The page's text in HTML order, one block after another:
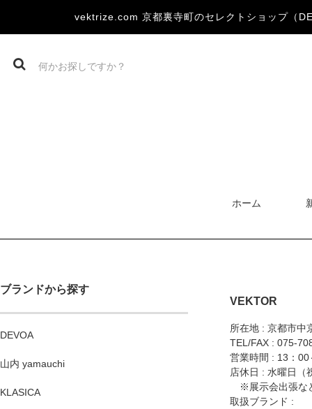
vektrize.com 京都裏寺町のセレクトショップ（
ホーム
ブランドから探す
DEVOA
山内 yamauchi
KLASICA
VEKTOR
所在地 : 京都市中
TEL/FAX : 075-
営業時間 : 13：00
店休日 : 水曜日
※展示会出張な
取扱ブランド :